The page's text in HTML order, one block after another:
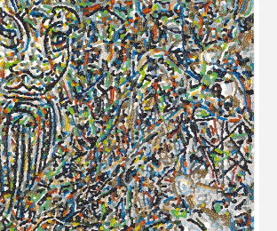
Koike Biography - 1/2
| The
Contemporary Art Fair |
| TEZUKAYAMA
ART COMPLEX Ⅱ 京都
| 京都岡崎 蔦屋書店 京都
マ」山田周平×小池一馬 |